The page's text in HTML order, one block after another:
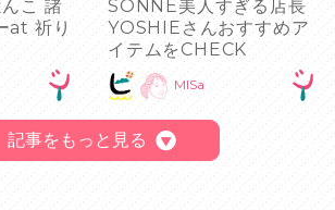
こ 諸
at 祈り
SONNE美人すぎる店長
YOSHIEさんおすすめア
イテムをCHECK
MISa
記事をもっと見る